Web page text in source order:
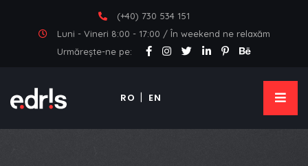
(+40) 730 534 151
Luni - Vineri 8:00 - 17:00 / În weekend ne relaxăm
Urmărește-ne pe:
RO EN